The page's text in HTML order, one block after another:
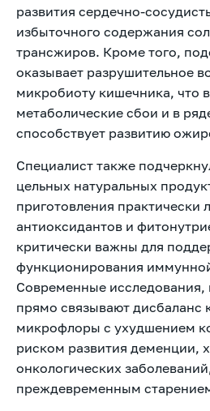
развития сердечно-
избыточного содержания
трансжиров. Кроме того,
оказывает разрушительное
микробиоту кишечника, что
метаболические сбои и в
способствует развитию
Специалист также
цельных натуральных
приготовления практически
антиоксидантов и
критически важны для
функционирования
Современные исследования,
прямо связывают дисбаланс
микрофлоры с ухудшением
риском развития деменции,
онкологических
преждевременным